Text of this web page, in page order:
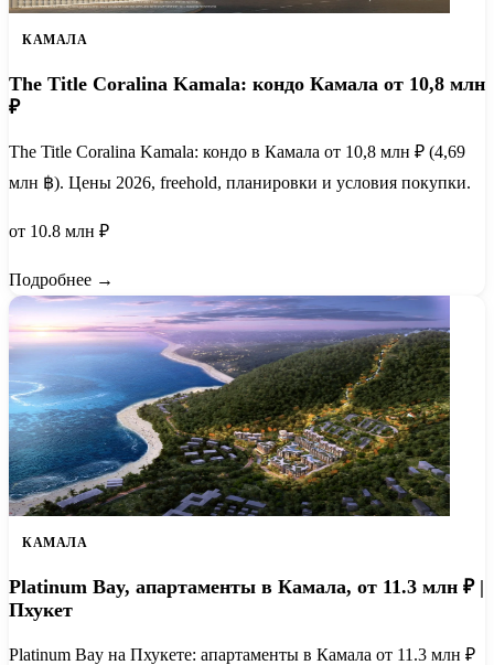
КАМАЛА
The Title Coralina Kamala: кондо Камала от 10,8 млн
₽
The Title Coralina Kamala: кондо в Камала от 10,8 млн ₽ (4,69
млн ฿). Цены 2026, freehold, планировки и условия покупки.
от 10.8 млн ₽
Подробнее →
КАМАЛА
Platinum Bay, апартаменты в Камала, от 11.3 млн ₽ |
Пхукет
Platinum Bay на Пхукете: апартаменты в Камала от 11.3 млн ₽